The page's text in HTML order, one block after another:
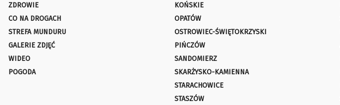
ZDROWIE
CO NA DROGACH
STREFA MUNDURU
GALERIE ZDJĘĆ
WIDEO
POGODA
KOŃSKIE
OPATÓW
OSTROWIEC-ŚWIĘTOKRZYSKI
PIŃCZÓW
SANDOMIERZ
SKARŻYSKO-KAMIENNA
STARACHOWICE
STASZÓW